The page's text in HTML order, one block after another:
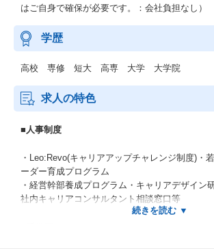
はご自身で確保が必要です。：会社負担なし）
学歴
高校 専修 短大 高専 大学 大学院
求人の特色
■人事制度
・Leo:Revo(キャリアアップチャレンジ制度)・
ーダー育成プログラム
・経営幹部養成プログラム・キャリアデザイン
社内キャリアコンサルタント相談窓口等